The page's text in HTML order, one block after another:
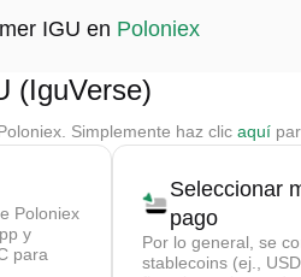
IGU en Poloniex
(IguVerse)
Simplemente haz clic aquí
Poloniex
y
para
Seleccionar
pago
Por lo general, se
stablecoins (ej.,